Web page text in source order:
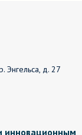
Энгельса, д. 27
инновационным